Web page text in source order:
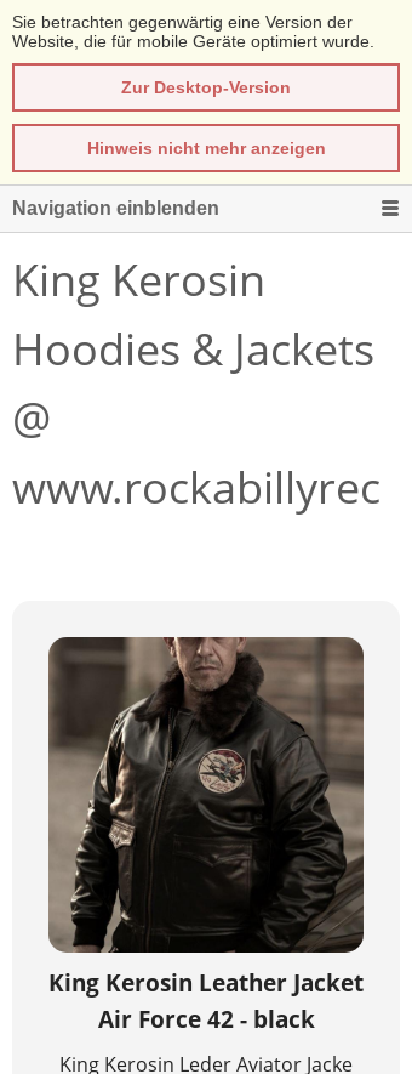
Sie betrachten gegenwärtig eine Version der
Website, die für mobile Geräte optimiert wurde.
Zur Desktop-Version
Hinweis nicht mehr anzeigen
Navigation einblenden
King Kerosin
Hoodies & Jackets
@
www.rockabillyrec
King Kerosin Leather Jacket
Air Force 42 - black
King Kerosin Leder Aviator Jacke